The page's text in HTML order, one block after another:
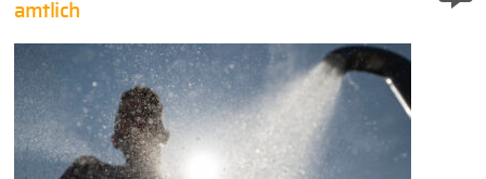
amtlich